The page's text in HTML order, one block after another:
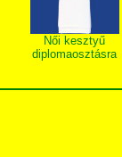
Női kesztyű
diplomaosztásra